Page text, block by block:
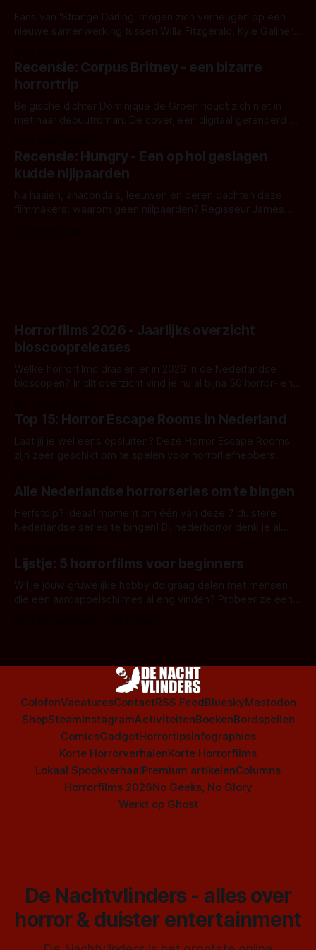
Fans van 'Strange Darling' mogen zich verheugen op een
nieuwe samenwerking tussen Willa Fitzgerald, Kyle Gallner
'Skeletons', een nieuwe creature feature waarvoor de
opnames zijn gestart in Australië.
Recensie: Corpus Britney - een bizarre
horrortrip
Belgische dichter Dominique de Groen houdt zich niet in
met haar debuutroman. De cover, een digitaal gerenderd en
achtergrond, belooft iets kleurrijks maar onheilspellends,
iets ongrijpbaars. En dat maakt De Groen met ieder woord
waar.
Recensie: Hungry - Een op hol geslagen
kudde nijlpaarden
Na haaien, anaconda's, leeuwen en beren dachten deze
filmmakers: waarom geen nijlpaarden? Regisseur James
Horrorfilms 2026 - Jaarlijks overzicht
bioscoopreleases
Welke horrorfilms draaien er in 2026 in de Nederlandse
bioscopen? In dit overzicht vind je nu al bijna 50 horror- en
Top 15: Horror Escape Rooms in Nederland
Laat jij je wel eens opsluiten? Deze Horror Escape Rooms
zijn zeer geschikt om te spelen voor horrorliefhebbers.
Alle Nederlandse horrorseries om te bingen
Herfstdip? Ideaal moment om één van deze 7 duistere
Nederlandse series te bingen! Bij nederhorror denk je al
Amsterdamned of The Johnsons. Maar Nederlandse horror
is niet beperkt tot films. Hier een aantal Nederlandse tv-
series uit het duistere of horrorgenre. Als
Lijstje: 5 horrorfilms voor beginners
Wil je jouw gruwelijke hobby dolgraag delen met mensen
die een aardappelschilmes al eng vinden? Probeer ze eens
ColofonVacaturesContactRSS FeedBlueskyMastodon
ShopSteamInstagramActiviteitenBoekenBordspellen
ComicsGadgetHorrortipsInfographics
Korte HorrorverhalenKorte Horrorfilms
Lokaal SpookverhaalPremium artikelenColumns
Horrorfilms 2026No Geeks, No Glory
Werkt op Ghost
De Nachtvlinders - alles over
horror & duister entertainment